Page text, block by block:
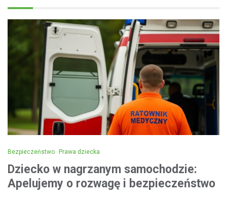
Bezpieczeństwo Prawa dziecka
Dziecko w nagrzanym samochodzie:
Apelujemy o rozwagę i bezpieczeństwo